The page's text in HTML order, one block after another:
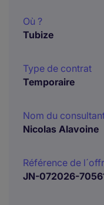
Où ?
Tubize
Type de contrat
Temporaire
Nom du
Nicolas Alavoine
Référence de
JN-072026-